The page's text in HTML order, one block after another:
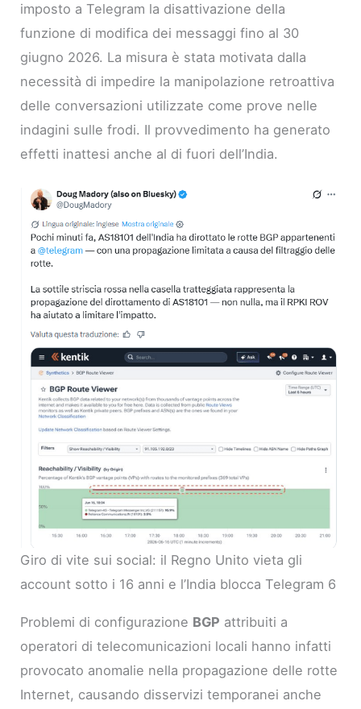
imposto a Telegram la disattivazione della
funzione di modifica dei messaggi fino al 30
giugno 2026. La misura è stata motivata dalla
necessità di impedire la manipolazione retroattiva
delle conversazioni utilizzate come prove nelle
indagini sulle frodi. Il provvedimento ha generato
effetti inattesi anche al di fuori dell’India.
Giro di vite sui social: il Regno Unito vieta gli
account sotto i 16 anni e l’India blocca Telegram 6
Problemi di configurazione BGP attribuiti a
operatori di telecomunicazioni locali hanno infatti
provocato anomalie nella propagazione delle rotte
Internet, causando disservizi temporanei anche